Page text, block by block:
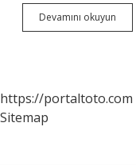
Devamını okuyun
Farah
https://portaltoto.com
Sitemap